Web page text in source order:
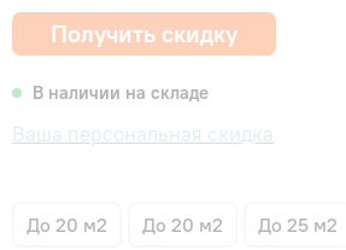
Получить скидку
В наличии на складе
Ваша персональная скидка
До 20 м2 До 20 м2 До 25 м2